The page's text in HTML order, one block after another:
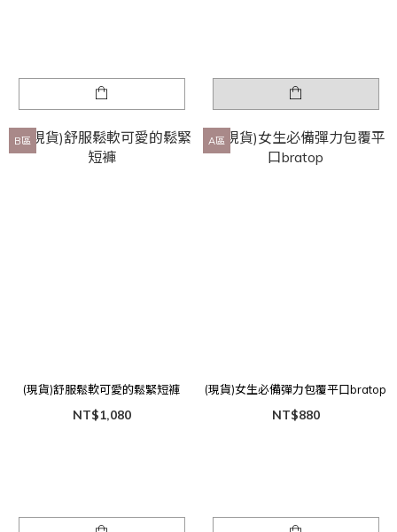
B區
(現貨)舒服鬆軟可愛的鬆緊短褲
NT$1,080
A區
(現貨)女生必備彈力包覆平口bratop
NT$880